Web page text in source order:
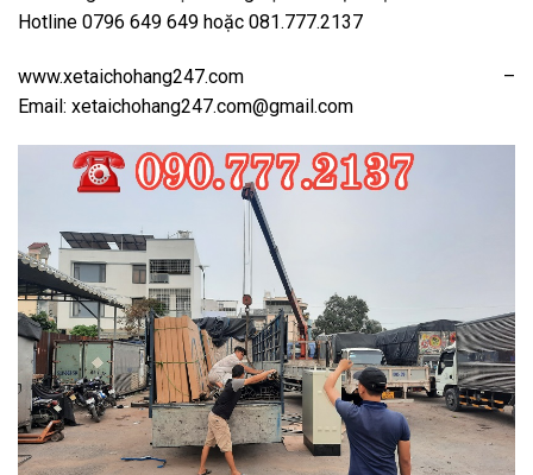
Hotline 0796 649 649 hoặc 081.777.2137
www.xetaichohang247.com –
Email: xetaichohang247.com@gmail.com